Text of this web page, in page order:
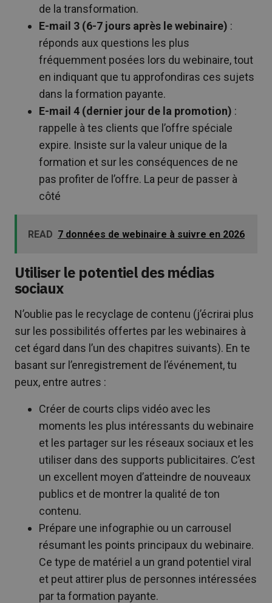
de la transformation.
E-mail 3 (6-7 jours après le webinaire) :
réponds aux questions les plus
fréquemment posées lors du webinaire, tout
en indiquant que tu approfondiras ces sujets
dans la formation payante.
E-mail 4 (dernier jour de la promotion) :
rappelle à tes clients que l’offre spéciale
expire. Insiste sur la valeur unique de la
formation et sur les conséquences de ne
pas profiter de l’offre. La peur de passer à
côté
READ 7 données de webinaire à suivre en 2026
Utiliser le potentiel des médias
sociaux
N’oublie pas le recyclage de contenu (j’écrirai plus
sur les possibilités offertes par les webinaires à
cet égard dans l’un des chapitres suivants). En te
basant sur l’enregistrement de l’événement, tu
peux, entre autres :
Créer de courts clips vidéo avec les
moments les plus intéressants du webinaire
et les partager sur les réseaux sociaux et les
utiliser dans des supports publicitaires. C’est
un excellent moyen d’atteindre de nouveaux
publics et de montrer la qualité de ton
contenu.
Prépare une infographie ou un carrousel
résumant les points principaux du webinaire.
Ce type de matériel a un grand potentiel viral
et peut attirer plus de personnes intéressées
par ta formation payante.